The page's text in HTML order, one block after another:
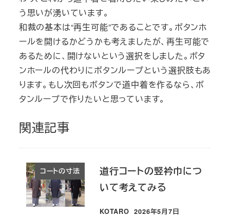
う思いが湧いています。
和裁の基本は“再生可能”であることです。ボタンホ
ールを開けるかどうかも考えましたが、再生可能で
あるために、開けないという選択をしました。ボタ
ンホールの代わりにボタンループという選択肢もあ
ります。もし次回もボタンで道中着を作るなら、ボ
タンループで作りたいと思っています。
関連記事
コートの寸法
道行コートの竪衿巾につ
いて考えてみる
KOTARO 2026年5月7日